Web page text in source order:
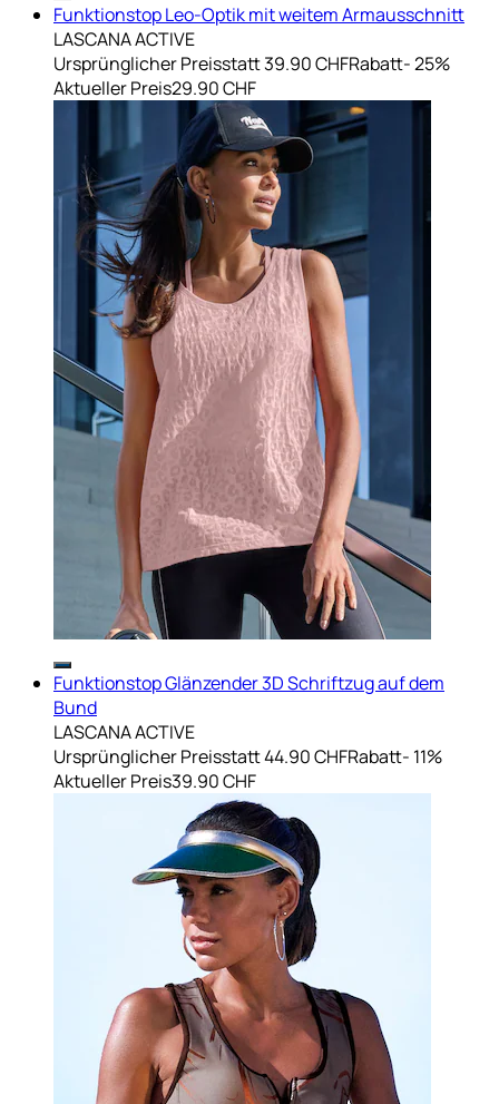
Funktionstop Leo-Optik mit weitem Armausschnitt
LASCANA ACTIVE
Ursprünglicher Preisstatt 39.90 CHFRabatt- 25%
Aktueller Preis29.90 CHF
Funktionstop Glänzender 3D Schriftzug auf dem
Bund
LASCANA ACTIVE
Ursprünglicher Preisstatt 44.90 CHFRabatt- 11%
Aktueller Preis39.90 CHF